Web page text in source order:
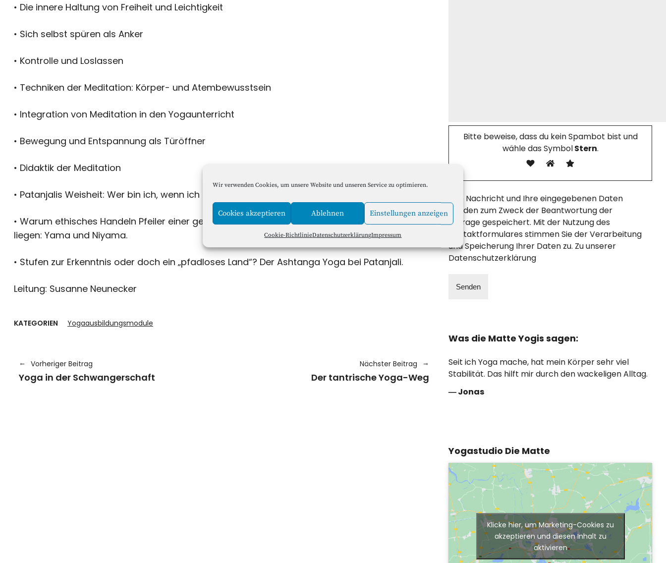
Wir verwenden Cookies, um unsere Website und unseren Service zu optimieren.
Cookies akzeptieren Ablehnen Einstellungen anzeigen
Cookie-RichtlinieDatenschutzerklärungImpressum
• Die innere Haltung von Freiheit und Leichtigkeit
• Sich selbst spüren als Anker
• Kontrolle und Loslassen
• Techniken der Meditation: Körper- und Atembewusstsein
• Integration von Meditation in den Yogaunterricht
• Bewegung und Entspannung als Türöffner
• Didaktik der Meditation
• Patanjalis Weisheit: Wer bin ich, wenn ich nicht mein Denken bin?
• Warum ethisches Handeln Pfeiler einer gesunden Spiritualität sind und wo ihre Grenzen
liegen: Yama und Niyama.
• Stufen zur Erkenntnis oder doch ein „pfadloses Land“? Der Ashtanga Yoga bei Patanjali.
Leitung: Susanne Neunecker
KATEGORIEN Yogaausbildungsmodule
Vorheriger Beitrag
Yoga in der Schwangerschaft
Nächster Beitrag
Der tantrische Yoga-Weg
Bitte beweise, dass du kein Spambot bist und
wähle das SymbolStern.
Ihre Nachricht und Ihre eingegebenen Daten
werden zum Zweck der Beantwortung der
Anfrage gespeichert. Mit der Nutzung des
Kontaktformulares stimmen Sie der Verarbeitung
und Speicherung Ihrer Daten zu. Zu unserer
Datenschutzerklärung
Was die Matte Yogis sagen:
Seit ich Yoga mache, hat mein Körper sehr viel
Stabilität. Das hilft mir durch den wackeligen Alltag.
―Jonas
Yogastudio Die Matte
Klicke hier, um Marketing-Cookies zu
akzeptieren und diesen Inhalt zu
aktivieren